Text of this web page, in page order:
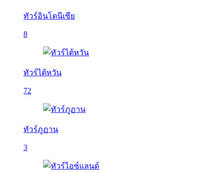
ทัวร์อินโดนีเซีย
8
ทัวร์ไต้หวัน
72
ทัวร์ภูฏาน
3